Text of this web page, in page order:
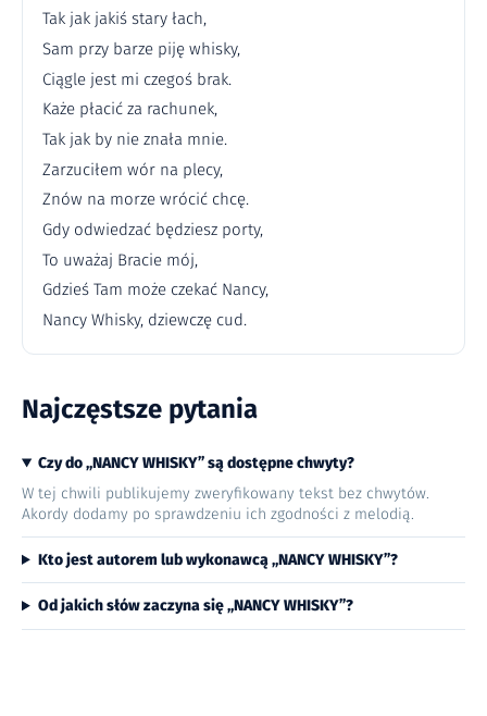
Tak jak jakiś stary łach,
Sam przy barze piję whisky,
Ciągle jest mi czegoś brak.
Każe płacić za rachunek,
Tak jak by nie znała mnie.
Zarzuciłem wór na plecy,
Znów na morze wrócić chcę.
Gdy odwiedzać będziesz porty,
To uważaj Bracie mój,
Gdzieś Tam może czekać Nancy,
Nancy Whisky, dziewczę cud.
Najczęstsze pytania
Czy do „NANCY WHISKY” są dostępne chwyty?
W tej chwili publikujemy zweryfikowany tekst bez chwytów.
Akordy dodamy po sprawdzeniu ich zgodności z melodią.
Kto jest autorem lub wykonawcą „NANCY WHISKY”?
Od jakich słów zaczyna się „NANCY WHISKY”?